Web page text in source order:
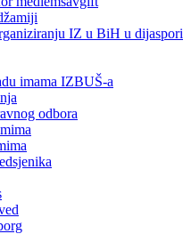
IZ u BiH u dijaspori
imama IZBUŠ-a
odbora